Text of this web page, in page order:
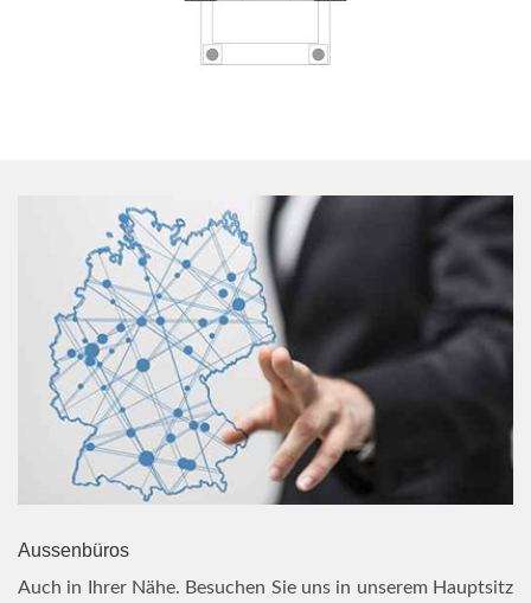
Aussenbüros
Auch in Ihrer Nähe. Besuchen Sie uns in unserem Hauptsitz